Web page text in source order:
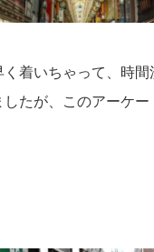
く着いちゃって、時間
たが、このアーケー